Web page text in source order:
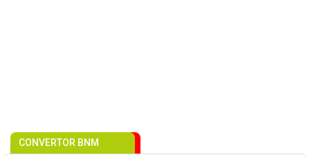
CONVERTOR BNM